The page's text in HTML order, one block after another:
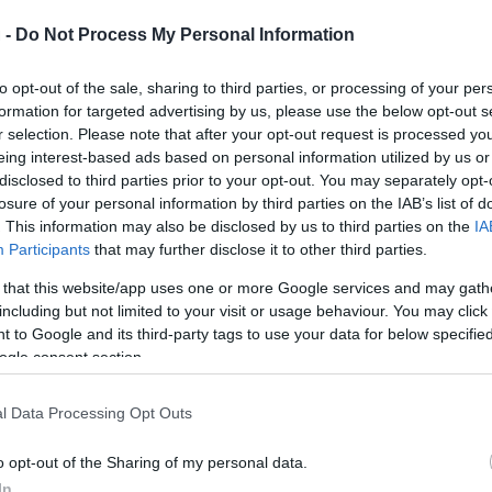
- Do Not Process My Personal Information
opt-out of the sale, sharing to third parties, or processing of your
for targeted advertising by us, please use the below opt-out
selection. Please note that after your opt-out request is processed
interest-based ads based on personal information utilized by us
to third parties prior to your opt-out. You may separately
of your personal information by third parties on the IAB’s list of
This information may also be disclosed by us to third parties on the
Participants that may further disclose it to other third parties.
that this website/app uses one or more Google services and may
but not limited to your visit or usage behaviour. You may
to Google and its third-party tags to use your data for below
consent section.
Data Processing Opt Outs
opt-out of the Sharing of my personal data.
Valuska című operája. A
Opera Awardson a legjobb
kategóriájában díjazott
17. és 24. között az
alkalommal lesz látható.
koncertje. Az esemény rangja
ez a fellépés kivételes
színvonalú legyen. De erre
dátum is. Szeptember 25.
nevezetes Bartók-évforduló
1945. szeptember 26-án
amerikai emigrációban a
életművével és emberi
szerepvállalásával
etalont kínált a hazai és
utókor számára.
hősök új
PROGRAM
Történelmi